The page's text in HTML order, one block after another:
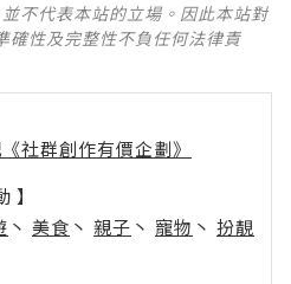
不代表本站的立場。因此本站對
確性及完整性不負任何法律責
社群創作有價企劃》
】
丶 美食 丶 親子 丶 寵物 丶 扮靚